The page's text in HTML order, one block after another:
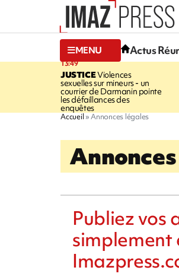
MENU Actus
13:49
JUSTICEViolences
sexuelles sur mineurs - un
courrier de Darmanin pointe
les défaillances des
enquêtes
Accueil Annonces légales
Publiez vos